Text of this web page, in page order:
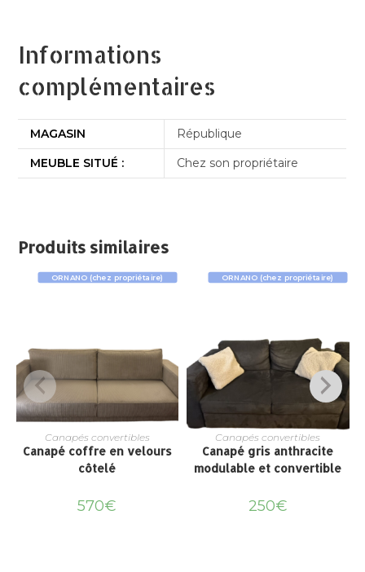
Informations
complémentaires
MAGASIN
République
MEUBLE SITUÉ :
Chez son propriétaire
Produits similaires
ORNANO (chez propriétaire)
Canapés convertibles
Canapé coffre en velours
côtelé
570€
ORNANO (chez propriétaire)
Canapés convertibles
Canapé gris anthracite
modulable et convertible
250€